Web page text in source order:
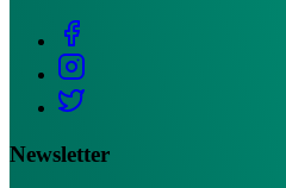
Newsletter